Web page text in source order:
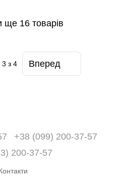
ще 16 товарів
3 з 4 Вперед
+38 (099) 200-37-57
200-37-57